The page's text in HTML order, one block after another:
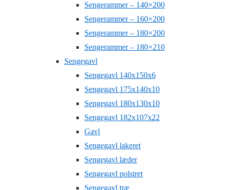
Sengerammer – 140×200
Sengerammer – 160×200
Sengerammer – 180×200
Sengerammer – 180×210
Sengegavl
Sengegavl 140x150x6
Sengegavl 175x140x10
Sengegavl 180x130x10
Sengegavl 182x107x22
Gavl
Sengegavl lakeret
Sengegavl læder
Sengegavl polstret
Sengegavl træ